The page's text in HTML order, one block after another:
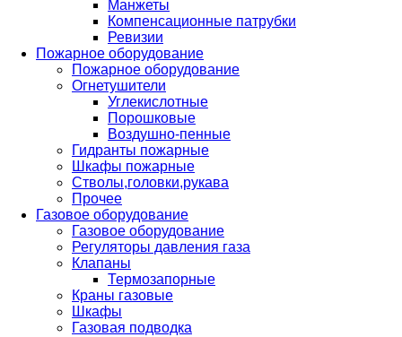
Манжеты
Компенсационные патрубки
Ревизии
Пожарное оборудование
Пожарное оборудование
Огнетушители
Углекислотные
Порошковые
Воздушно-пенные
Гидранты пожарные
Шкафы пожарные
Стволы,головки,рукава
Прочее
Газовое оборудование
Газовое оборудование
Регуляторы давления газа
Клапаны
Термозапорные
Краны газовые
Шкафы
Газовая подводка